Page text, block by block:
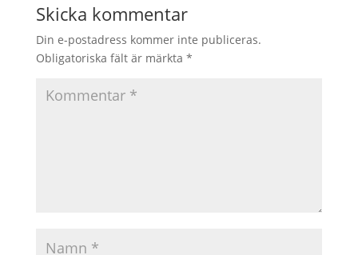
Skicka kommentar
Din e-postadress kommer inte publiceras.
Obligatoriska fält är märkta *